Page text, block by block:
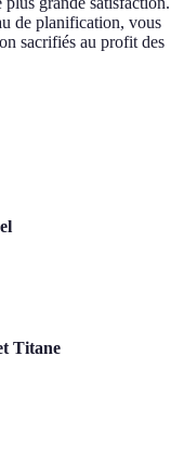
de planification, vous
sacrifiés au profit des
Titane